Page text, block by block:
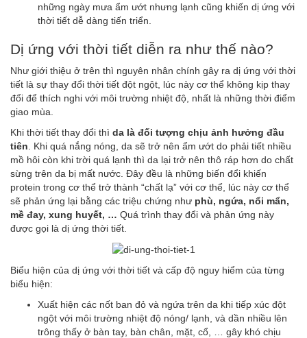
những ngày mưa ẩm ướt nhưng lạnh cũng khiến dị ứng với
thời tiết dễ dàng tiến triển.
Dị ứng với thời tiết diễn ra như thế nào?
Như giới thiệu ở trên thì nguyên nhân chính gây ra dị ứng với thời
tiết là sự thay đổi thời tiết đột ngột, lúc này cơ thể không kịp thay
đổi để thích nghi với môi trường nhiệt độ, nhất là những thời điểm
giao mùa.
Khi thời tiết thay đổi thì da là đối tượng chịu ảnh hưởng đầu
tiên . Khi quá nắng nóng, da sẽ trở nên ẩm ướt do phải tiết nhiều
mồ hôi còn khi trời quá lạnh thì da lại trở nên thô ráp hơn do chất
sừng trên da bị mất nước. Đây đều là những biến đổi khiến
protein trong cơ thể trở thành “chất lạ” với cơ thể, lúc này cơ thể
sẽ phản ứng lại bằng các triệu chứng như phù, ngứa, nổi mẩn,
mề đay, xung huyết, … Quá trình thay đổi và phản ứng này
được gọi là dị ứng thời tiết.
Biểu hiện của dị ứng với thời tiết và cấp độ nguy hiểm của từng
biểu hiện:
Xuất hiện các nốt ban đỏ và ngứa trên da khi tiếp xúc đột
ngột với môi trường nhiệt độ nóng/ lạnh, và dần nhiều lên
trông thấy ở bàn tay, bàn chân, mặt, cổ, … gây khó chịu